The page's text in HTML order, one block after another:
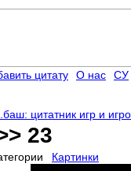
цитатник игр и
23
Картинки
цитату О нас СУ